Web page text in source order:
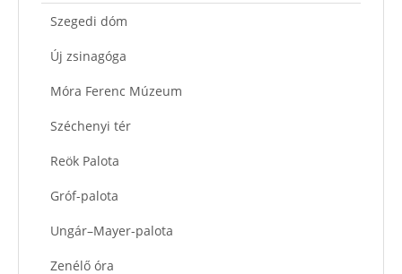
Szegedi dóm
Új zsinagóga
Móra Ferenc Múzeum
Széchenyi tér
Reök Palota
Gróf-palota
Ungár–Mayer-palota
Zenélő óra